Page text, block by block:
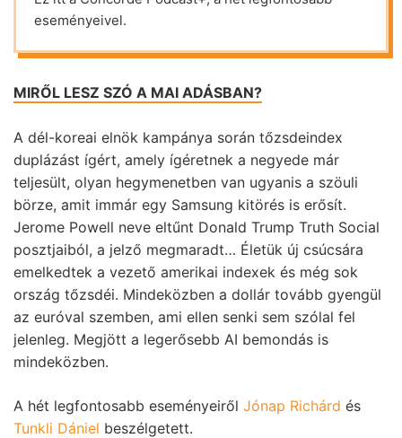
eseményeivel.
MIRŐL LESZ SZÓ A MAI ADÁSBAN?
A dél-koreai elnök kampánya során tőzsdeindex
duplázást ígért, amely ígéretnek a negyede már
teljesült, olyan hegymenetben van ugyanis a szöuli
börze, amit immár egy Samsung kitörés is erősít.
Jerome Powell neve eltűnt Donald Trump Truth Social
posztjaiból, a jelző megmaradt… Életük új csúcsára
emelkedtek a vezető amerikai indexek és még sok
ország tőzsdéi. Mindeközben a dollár tovább gyengül
az euróval szemben, ami ellen senki sem szólal fel
jelenleg. Megjött a legerősebb AI bemondás is
mindeközben.
A hét legfontosabb eseményeiről Jónap Richárd és
Tunkli Dániel beszélgetett.